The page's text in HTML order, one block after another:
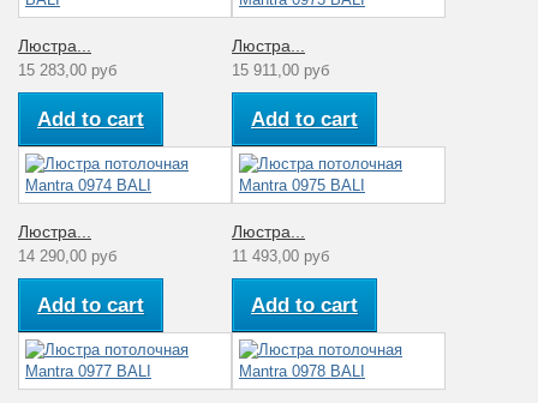
Люстра...
15 283,00 руб
Add to cart
Люстра...
15 911,00 руб
Add to cart
Люстра...
14 290,00 руб
Add to cart
Люстра...
11 493,00 руб
Add to cart